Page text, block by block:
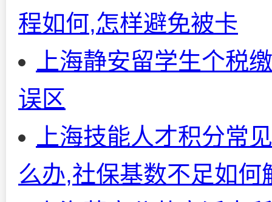
程如何,怎样避免被卡
上海静安留学生个税
误区
上海技能人才积分常
么办,社保基数不足如何